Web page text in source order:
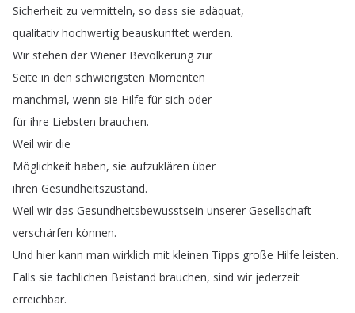
Sicherheit zu vermitteln, so dass sie adäquat,
qualitativ hochwertig beauskunftet werden.
Wir stehen der Wiener Bevölkerung zur
Seite in den schwierigsten Momenten
manchmal, wenn sie Hilfe für sich oder
für ihre Liebsten brauchen.
Weil wir die
Möglichkeit haben, sie aufzuklären über
ihren Gesundheitszustand.
Weil wir das Gesundheitsbewusstsein unserer Gesellschaft
verschärfen können.
Und hier kann man wirklich mit kleinen Tipps große Hilfe leisten.
Falls sie fachlichen Beistand brauchen, sind wir jederzeit
erreichbar.